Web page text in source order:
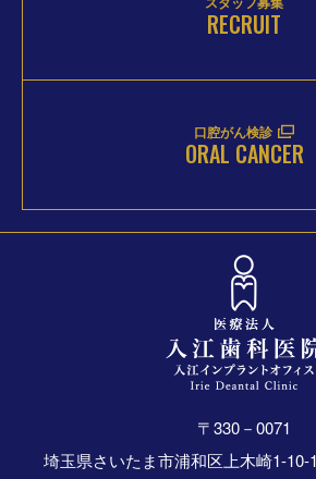
RECRUIT
口腔がん検診
ORAL CANCER
〒330－0071
埼玉県さいたま市浦和区上木崎1-10-